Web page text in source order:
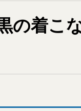
の着こ